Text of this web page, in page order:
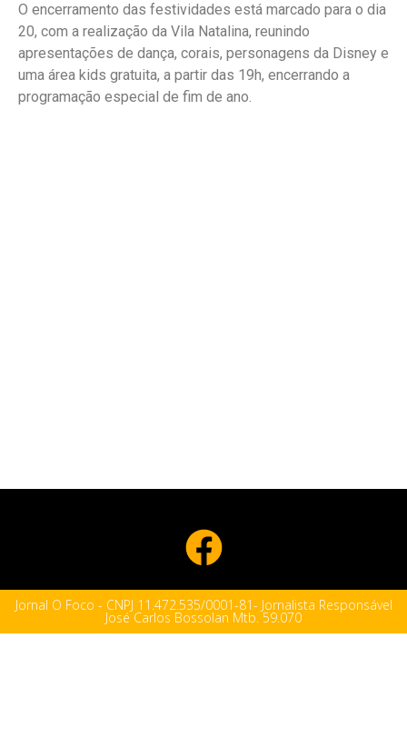
O encerramento das festividades está marcado para o dia
20, com a realização da Vila Natalina, reunindo
apresentações de dança, corais, personagens da Disney e
uma área kids gratuita, a partir das 19h, encerrando a
programação especial de fim de ano.
Jornal O Foco - CNPJ 11.472.535/0001-81- Jornalista Responsável
José Carlos Bossolan Mtb. 59.070